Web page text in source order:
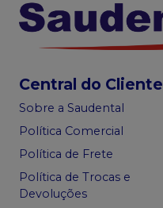
Central do Cliente
Sobre a Saudental
Política Comercial
Política de Frete
Política de Trocas e
Devoluções